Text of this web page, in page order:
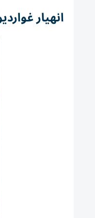
انهيار